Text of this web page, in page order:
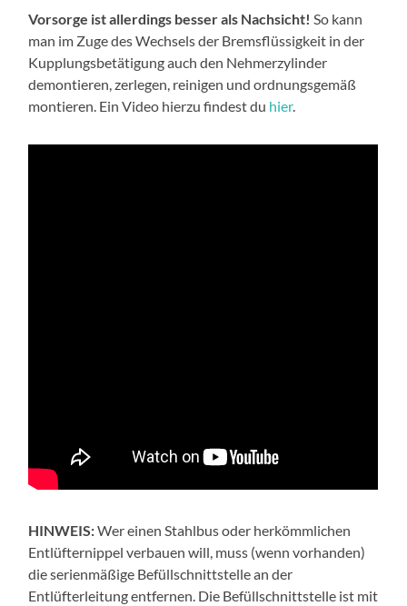
Vorsorge ist allerdings besser als Nachsicht! So kann
man im Zuge des Wechsels der Bremsflüssigkeit in der
Kupplungsbetätigung auch den Nehmerzylinder
demontieren, zerlegen, reinigen und ordnungsgemäß
montieren. Ein Video hierzu findest du hier.
HINWEIS:Wer einen Stahlbus oder herkömmlichen
Entlüfternippel verbauen will, muss (wenn vorhanden)
die serienmäßige Befüllschnittstelle an der
Entlüfterleitung entfernen. Die Befüllschnittstelle ist mit